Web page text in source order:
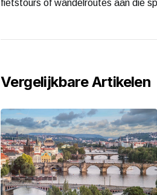
fietstours of wandelroutes aan die
Vergelijkbare Artikelen